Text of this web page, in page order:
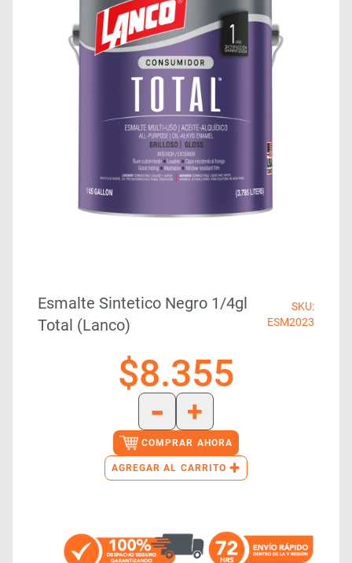
Esmalte Sintetico Negro 1/4gl
Total (lanco)
SKU:
ESM2023
$8.355
-
+
COMPRAR AHORA
AGREGAR AL CARRITO +